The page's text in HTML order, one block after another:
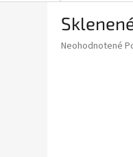
Priemerné
Neohodnotené